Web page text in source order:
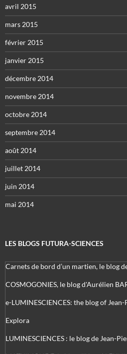
avril 2015
mars 2015
février 2015
janvier 2015
décembre 2014
novembre 2014
octobre 2014
septembre 2014
août 2014
juillet 2014
juin 2014
mai 2014
LES BLOGS FUTURA-SCIENCES
Carnets de bord d’un martien, le blog
COSMOGONIES, le blog d'Aurélien
e-LUMINESCIENCES: the blog of
Explora
LUMINESCIENCES : le blog de Jean-